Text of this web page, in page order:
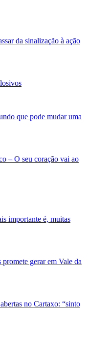
da sinalização à ação
que pode mudar uma
– O seu coração vai ao
importante é, muitas
gerar em Vale da
no Cartaxo: “sinto